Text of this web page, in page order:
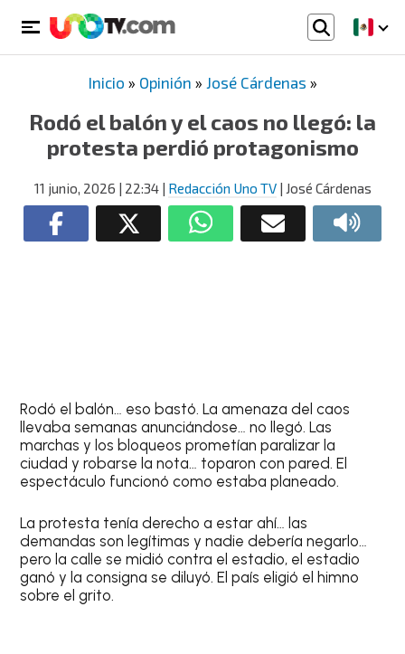
Inicio » Opinión » José Cárdenas »
Rodó el balón y el caos no llegó: la
protesta perdió protagonismo
11 junio, 2026 | 22:34| Redacción Uno TV| José Cárdenas
Rodó el balón… eso bastó. La amenaza del caos
llevaba semanas anunciándose… no llegó. Las
marchas y los bloqueos prometían paralizar la
ciudad y robarse la nota… toparon con pared. El
espectáculo funcionó como estaba planeado.
La protesta tenía derecho a estar ahí… las
demandas son legítimas y nadie debería negarlo…
pero la calle se midió contra el estadio, el estadio
ganó y la consigna se diluyó. El país eligió el himno
sobre el grito.